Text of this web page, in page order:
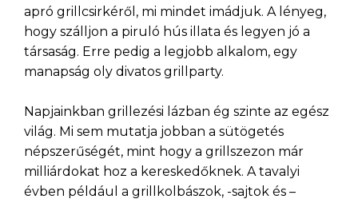
apró grillcsirkéről, mi mindet imádjuk. A lényeg,
hogy szálljon a piruló hús illata és legyen jó a
társaság. Erre pedig a legjobb alkalom, egy
manapság oly divatos grillparty.
Napjainkban grillezési lázban ég szinte az egész
világ. Mi sem mutatja jobban a sütögetés
népszerűségét, mint hogy a grillszezon már
milliárdokat hoz a kereskedőknek. A tavalyi
évben például a grillkolbászok, -sajtok és –